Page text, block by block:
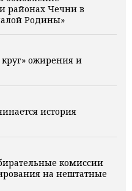
районах Чечни в
Родины»
ожирения и
история
комиссии
на нештатные